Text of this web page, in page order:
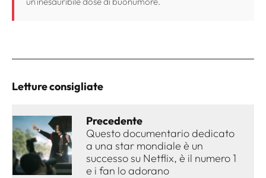
Letture consigliate
Precedente
Questo documentario dedicato
a una star mondiale è un
successo su Netflix, è il numero 1
e i fan lo adorano